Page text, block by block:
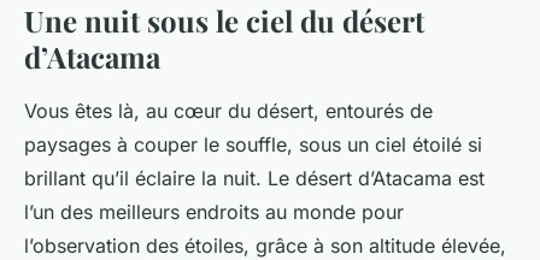
Une nuit sous le ciel du désert
d’Atacama
Vous êtes là, au cœur du désert, entourés de
paysages à couper le souffle, sous un ciel étoilé si
brillant qu’il éclaire la nuit. Le désert d’Atacama est
l’un des meilleurs endroits au monde pour
l’observation des étoiles, grâce à son altitude élevée,